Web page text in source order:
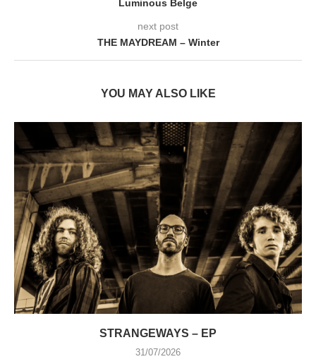
Luminous Belge
next post
THE MAYDREAM – Winter
YOU MAY ALSO LIKE
STRANGEWAYS – EP
31/07/2026